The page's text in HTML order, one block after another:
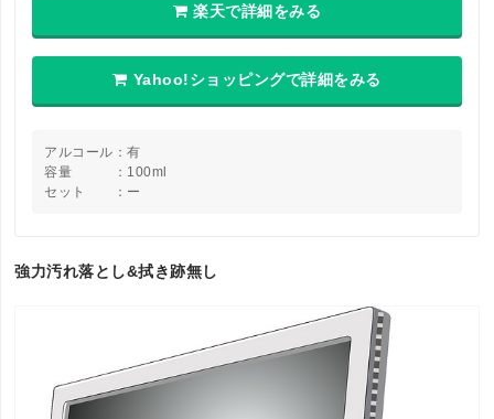
楽天で詳細をみる
Yahoo!ショッピングで詳細をみる
アルコール：有
容量 ：100ml
セット ：ー
強力汚れ落とし&拭き跡無し